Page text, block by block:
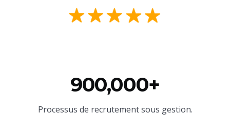
900,000+
Processus de recrutement sous gestion.